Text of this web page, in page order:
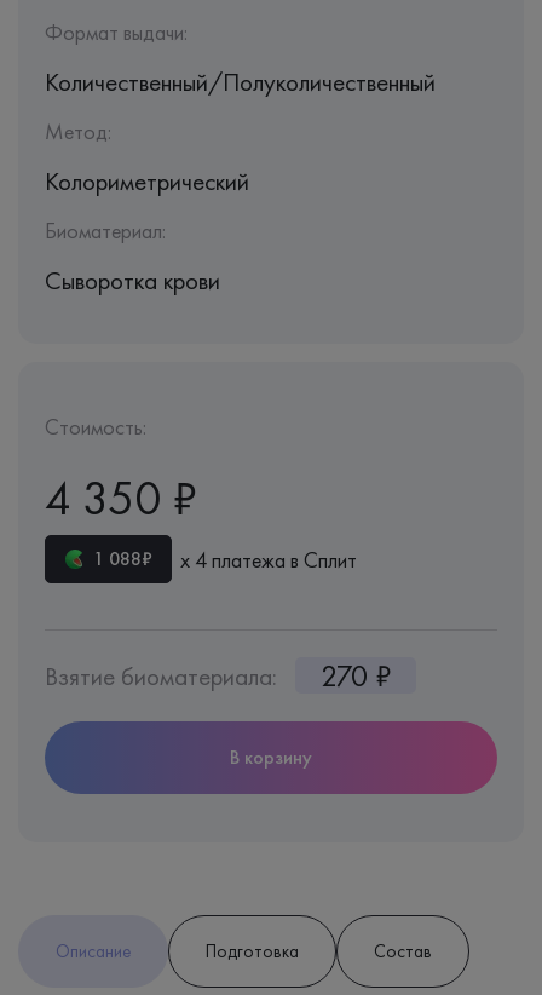
Формат выдачи:
Количественный/Полуколичественный
Метод:
Колориметрический
Биоматериал:
Сыворотка крови
Стоимость:
4 350 ₽
1 088₽ х 4 платежа в Сплит
Взятие биоматериала: 270 ₽
В корзину
Описание Подготовка Состав